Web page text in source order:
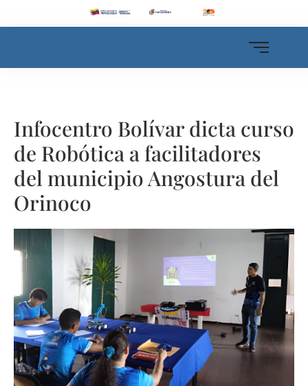
Infocentro Bolívar dicta curso
de Robótica a facilitadores
del municipio Angostura del
Orinoco